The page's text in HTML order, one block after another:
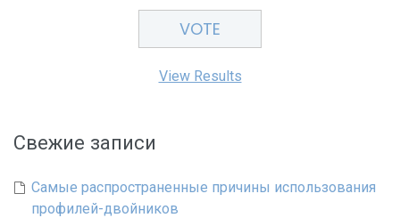
View Results
Свежие записи
Самые распространенные причины использования
профилей-двойников